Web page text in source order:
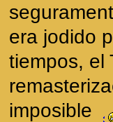
era jodido
tiempos, el
imposible